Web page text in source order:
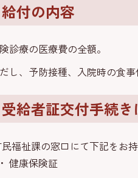
給付の内容
診療の医療費の全額。
し、予防接種、入院時の食
受給者証交付手続
福祉課の窓口にて下記をお
健康保険証